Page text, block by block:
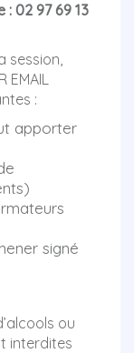
02 97 69 13
session,
EMAIL
:
apporter
signé
ou
interdites